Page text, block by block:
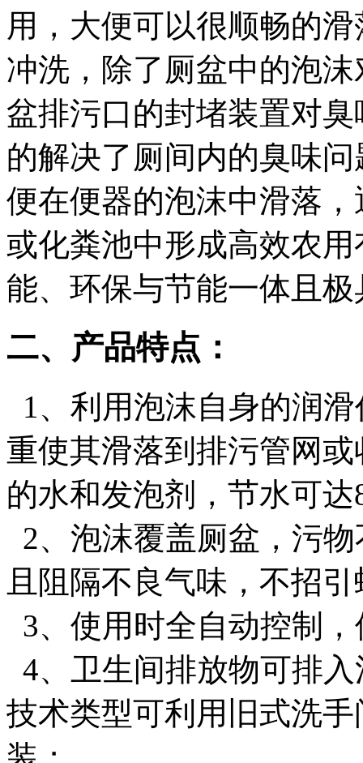
用，大便可以很顺畅的
冲洗，除了厕盆中的泡
盆排污口的封堵装置对
的解决了厕间内的臭味
便在便器的泡沫中滑落
或化粪池中形成高效农
能、环保与节能一体且
二、产品特点：
1、利用泡沫自身的润
重使其滑落到排污管网
的水和发泡剂，节水可达
2、泡沫覆盖厕盆，污
且阻隔不良气味，不招
3、使用时全自动控制
4、卫生间排放物可排
技术类型可利用旧式洗